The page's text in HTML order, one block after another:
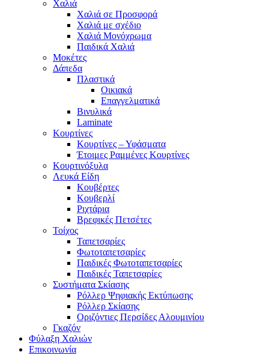
Χαλιά
Χαλιά σε Προσφορά
Χαλιά με σχέδιο
Χαλιά Μονόχρωμα
Παιδικά Χαλιά
Μοκέτες
Δάπεδα
Πλαστικά
Οικιακά
Επαγγελματικά
Βινυλικά
Laminate
Κουρτίνες
Κουρτίνες – Υφάσματα
Έτοιμες Ραμμένες Κουρτίνες
Κουρτινόξυλα
Λευκά Είδη
Κουβέρτες
Κουβερλί
Ριχτάρια
Βρεφικές Πετσέτες
Τοίχος
Ταπετσαρίες
Φωτοταπετσαρίες
Παιδικές Φωτοταπετσαρίες
Παιδικές Ταπετσαρίες
Συστήματα Σκίασης
Ρόλλερ Ψηφιακής Εκτύπωσης
Ρόλλερ Σκίασης
Οριζόντιες Περσίδες Αλουμινίου
Γκαζόν
Φύλαξη Χαλιών
Επικοινωνία